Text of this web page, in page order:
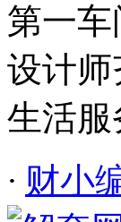
第一
设计
生活服
· 财小